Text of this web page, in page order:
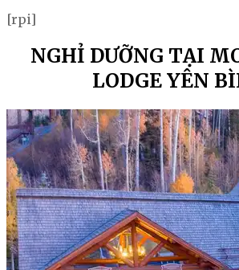
[rpi]
NGHỈ DƯỠNG TẠI
LODGE YÊN